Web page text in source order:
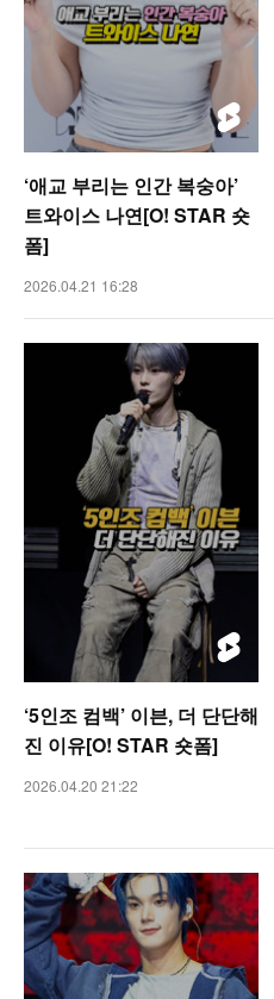
‘애교 부리는 인간 복숭아’
트와이스 나연[O! STAR 숏
폼]
2026.04.21 16:28
‘5인조 컴백’ 이븐, 더 단단해
진 이유[O! STAR 숏폼]
2026.04.20 21:22